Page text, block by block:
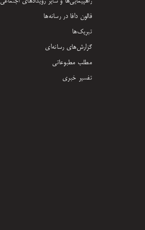
فالون دافا در رسانه‌ها
تبریک‌ها
گزارش‌های رسانه‌ای
مطلب مطبوعاتی
تفسیر خبری